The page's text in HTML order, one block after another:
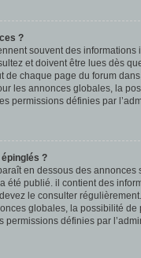
?
souvent des informations
et doivent être lues dès
de chaque page du forum
les annonces globales, la
permissions définies par
?
en dessous des annonces
été publié. il contient des
le consulter
globales, la possibilité de
permissions définies par